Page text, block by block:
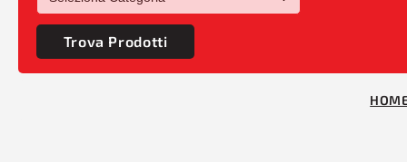
Trova Prodotti